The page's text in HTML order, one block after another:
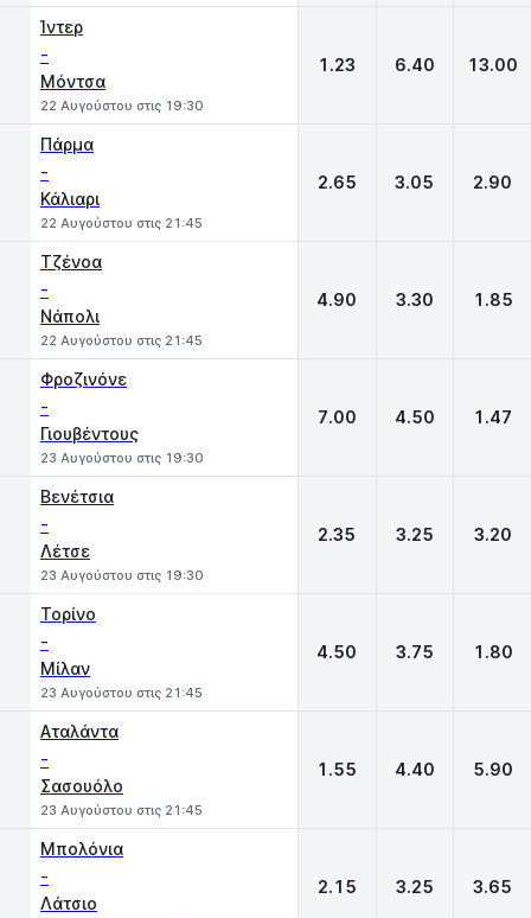
Ίντερ
-
Μόντσα
22 Αυγούστου στις 19:30
1.23 6.40 13.00
Πάρμα
-
Κάλιαρι
22 Αυγούστου στις 21:45
2.65 3.05 2.90
Τζένοα
-
Νάπολι
22 Αυγούστου στις 21:45
4.90 3.30 1.85
Φροζινόνε
-
Γιουβέντους
23 Αυγούστου στις 19:30
7.00 4.50 1.47
Βενέτσια
-
Λέτσε
23 Αυγούστου στις 19:30
2.35 3.25 3.20
Τορίνο
-
Μίλαν
23 Αυγούστου στις 21:45
4.50 3.75 1.80
Αταλάντα
-
Σασουόλο
23 Αυγούστου στις 21:45
1.55 4.40 5.90
Μπολόνια
-
Λάτσιο
2.15 3.25 3.65